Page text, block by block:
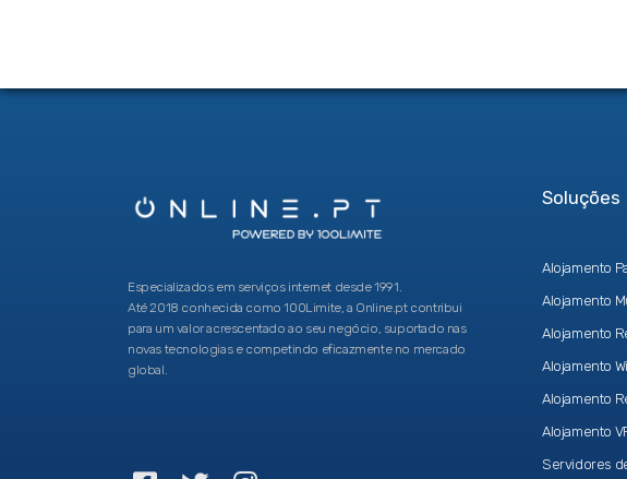
Especializados em serviços internet desde 1991.
Até 2018 conhecida como 100Limite, a Online.pt contribui
para um valor acrescentado ao seu negócio, suportado nas
novas tecnologias e competindo eficazmente no mercado
global.
Soluções
Alojamento
Alojamento
Alojamento
Alojamento
Alojamento
Alojamento
Servidores